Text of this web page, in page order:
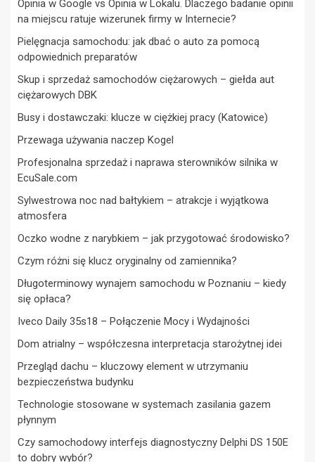
Opinia w Google vs Opinia w Lokalu. Dlaczego badanie opinii
na miejscu ratuje wizerunek firmy w Internecie?
Pielęgnacja samochodu: jak dbać o auto za pomocą
odpowiednich preparatów
Skup i sprzedaż samochodów ciężarowych – giełda aut
ciężarowych DBK
Busy i dostawczaki: klucze w ciężkiej pracy (Katowice)
Przewaga używania naczep Kogel
Profesjonalna sprzedaż i naprawa sterowników silnika w
EcuSale.com
Sylwestrowa noc nad bałtykiem – atrakcje i wyjątkowa
atmosfera
Oczko wodne z narybkiem – jak przygotować środowisko?
Czym różni się klucz oryginalny od zamiennika?
Długoterminowy wynajem samochodu w Poznaniu – kiedy
się opłaca?
Iveco Daily 35s18 – Połączenie Mocy i Wydajności
Dom atrialny – współczesna interpretacja starożytnej idei
Przegląd dachu – kluczowy element w utrzymaniu
bezpieczeństwa budynku
Technologie stosowane w systemach zasilania gazem
płynnym
Czy samochodowy interfejs diagnostyczny Delphi DS 150E
to dobry wybór?